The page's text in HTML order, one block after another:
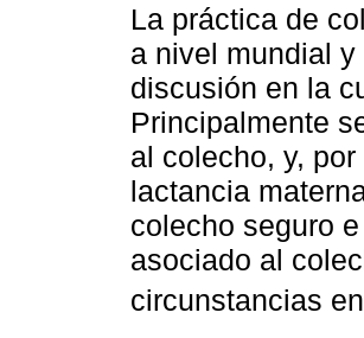
La práctica de
a nivel mundial
discusión en la
Principalmente
al colecho, y,
lactancia
colecho seguro
asociado al
circunstancias